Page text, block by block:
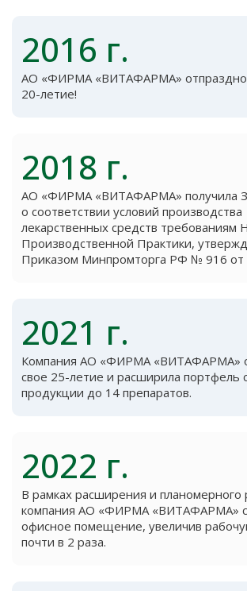
2016 г.
АО «ФИРМА «ВИТАФАРМА»
20-летие!
2018 г.
АО «ФИРМА «ВИТАФАРМА» получила
о соответствии условий производства
лекарственных средств
Производственной Практики,
Приказом Минпромторга РФ № 916 от
2021 г.
Компания АО «ФИРМА «ВИТАФАРМА»
свое 25-летие и расширила портфель
продукции до 14 препаратов.
2022 г.
В рамках расширения и планомерного
компания АО «ФИРМА «ВИТАФАРМА»
офисное помещение, увеличив
почти в 2 раза.